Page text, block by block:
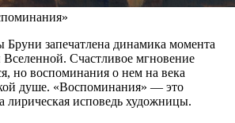
Бруни запечатлена динамика момента
Вселенной. Счастливое мгновение
но воспоминания о нем на века
душе. «Воспоминания» — это
лирическая исповедь художницы.